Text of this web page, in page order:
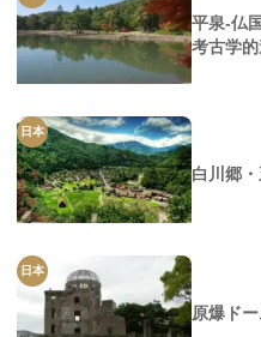
平泉-仏
考古学
日本
白川郷
日本
原爆ドー